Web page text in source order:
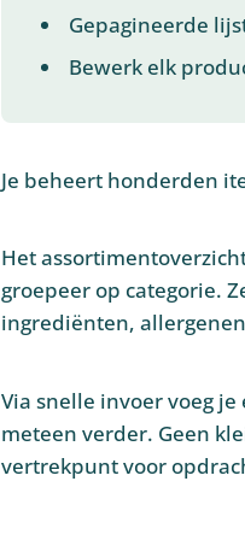
Gepagineerde
Bewerk elk
Je beheert honderden
Het
groepeer op categorie.
ingrediënten,
Via snelle invoer voeg
meteen verder. Geen
vertrekpunt voor